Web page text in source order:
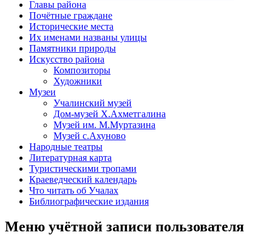
Главы района
Почётные граждане
Исторические места
Их именами названы улицы
Памятники природы
Искусство района
Композиторы
Художники
Музеи
Учалинский музей
Дом-музей Х.Ахметгалина
Музей им. М.Муртазина
Музей с.Ахуново
Народные театры
Литературная карта
Туристическими тропами
Краеведческий календарь
Что читать об Учалах
Библиографические издания
Меню учётной записи пользователя